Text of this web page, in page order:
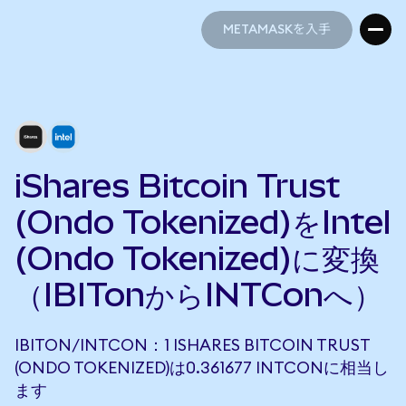
METAMASKを入手
iShares Bitcoin Trust
(Ondo Tokenized)をIntel
(Ondo Tokenized)に変換
（IBITonからINTConへ）
IBITON/INTCON：1 ISHARES BITCOIN TRUST
(ONDO TOKENIZED)は0.361677 INTCONに相当し
ます